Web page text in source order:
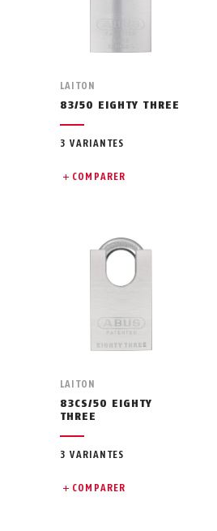
LAITON
83/50 EIGHTY THREE
3 VARIANTES
COMPARER
LAITON
83CS/50 EIGHTY
THREE
3 VARIANTES
COMPARER